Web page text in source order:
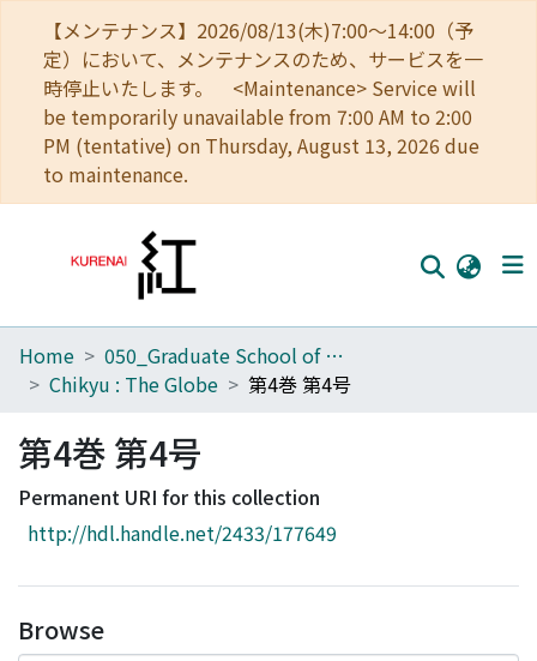
【メンテナンス】2026/08/13(木)7:00～14:00（予
定）において、メンテナンスのため、サービスを一
時停止いたします。 <Maintenance> Service will
be temporarily unavailable from 7:00 AM to 2:00
PM (tentative) on Thursday, August 13, 2026 due
to maintenance.
Home
Browse
Download Ranking
Access Statistics
Home
050_Graduate School of Science
Chikyu : The Globe
第4巻 第4号
第4巻 第4号
Permanent URI for this collection
http://hdl.handle.net/2433/177649
Browse